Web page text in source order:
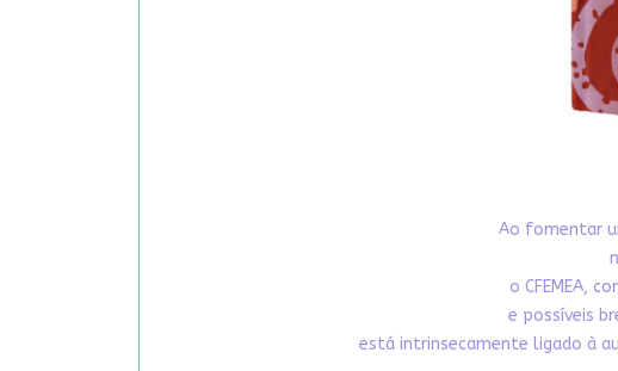
Ao fomentar
o CFEMEA,
e possíveis
está intrinsecamente ligado à